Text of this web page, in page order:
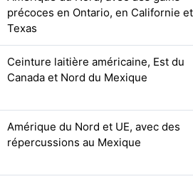
précoces en Ontario, en Californie
Texas
Ceinture laitière américaine, Est du
Canada et Nord du Mexique
Amérique du Nord et UE, avec des
répercussions au Mexique